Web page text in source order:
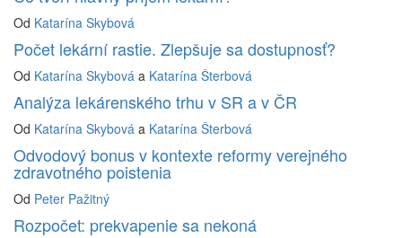
Od Katarína Skybová
Počet lekární rastie. Zlepšuje sa dostupnosť?
Od Katarína Skybová a Katarína Šterbová
Analýza lekárenského trhu v SR a v ČR
Od Katarína Skybová a Katarína Šterbová
Odvodový bonus v kontexte reformy verejného
zdravotného poistenia
Od Peter Pažitný
Rozpočet: prekvapenie sa nekoná